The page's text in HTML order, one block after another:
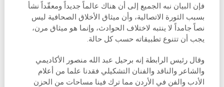
فإن البيان نبه الجميع إلى أن هناك عالماً جديداً ومعقّداً نشأ
بسبب الثورة الاتصالية، وأن ميثاق الأخلاق الصحافية ليس
نصاً جامداً لا ينتبه لاختلاف الحوادث، وإنما هو ميثاق مرن،
يجب أن تتنوع تطبيقاته حسب كل حالة.
وقال رئيس الرابطة إنه برحيل عبد الله منصور الأكاديمي
والشاعر والناقد والفنان التشكيلي فقدنا علما من أعلام
الأدب والفن في الأردن مما ترك فينا مساحات من الحزن